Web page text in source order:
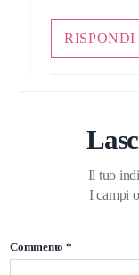
RISPONDI
Il tuo
I campi
Commento *